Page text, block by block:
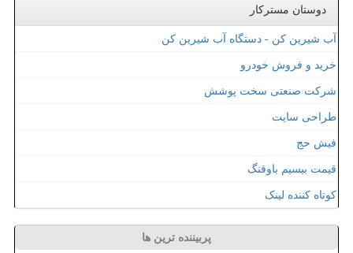
دوستان مسترکار
آب شیرین کن - دستگاه آب شیرین کن
خرید و فروش خودرو
شرکت صنعتی سخت پوشش
طراحی سایت
فیش حج
قیمت بیسیم باوفنگ
کوتاه کننده لینک
پربیننده ترین ها